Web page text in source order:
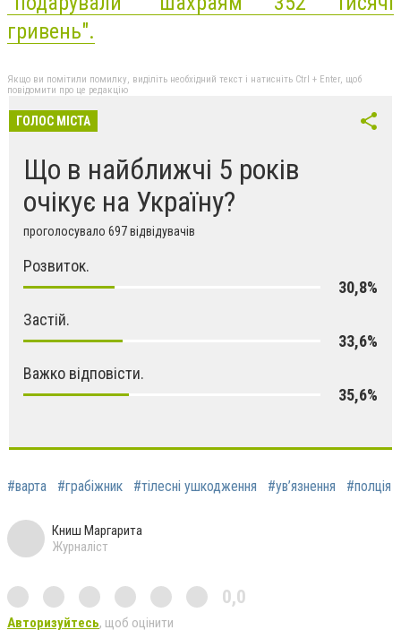
гривень".
Якщо ви помітили помилку, виділіть необхідний текст і натисніть Ctrl + Enter, щоб
повідомити про це редакцію
ГОЛОС МІСТА
Що в найближчі 5 років
очікує на Україну?
проголосувало 697 відвідувачів
Розвиток.
30,8%
Застій.
33,6%
Важко відповісти.
35,6%
#варта #грабіжник #тілесні ушкодження #ув’язнення #полція
Книш Маргарита
Журналіст
0,0
Авторизуйтесь, щоб оцінити